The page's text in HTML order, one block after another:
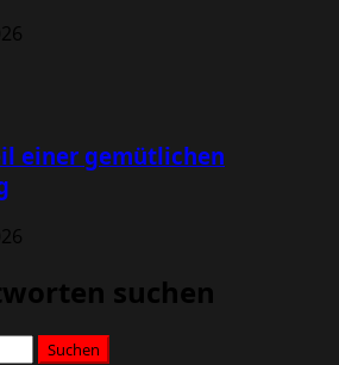
einer gemütlichen
suchen